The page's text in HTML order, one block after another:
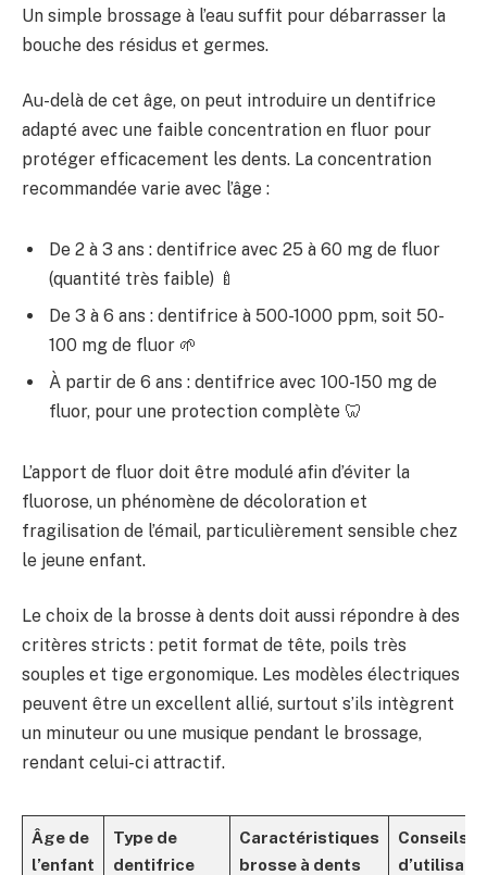
Un simple brossage à l’eau suffit pour débarrasser la
bouche des résidus et germes.
Au-delà de cet âge, on peut introduire un dentifrice
adapté avec une faible concentration en fluor pour
protéger efficacement les dents. La concentration
recommandée varie avec l’âge :
De 2 à 3 ans : dentifrice avec 25 à 60 mg de fluor
(quantité très faible) 🍼
De 3 à 6 ans : dentifrice à 500-1000 ppm, soit 50-
100 mg de fluor 🌱
À partir de 6 ans : dentifrice avec 100-150 mg de
fluor, pour une protection complète 🦷
L’apport de fluor doit être modulé afin d’éviter la
fluorose, un phénomène de décoloration et
fragilisation de l’émail, particulièrement sensible chez
le jeune enfant.
Le choix de la brosse à dents doit aussi répondre à des
critères stricts : petit format de tête, poils très
souples et tige ergonomique. Les modèles électriques
peuvent être un excellent allié, surtout s’ils intègrent
un minuteur ou une musique pendant le brossage,
rendant celui-ci attractif.
Âge de
l’enfant
Type de
dentifrice
Caractéristiques
brosse à dents
Conseils